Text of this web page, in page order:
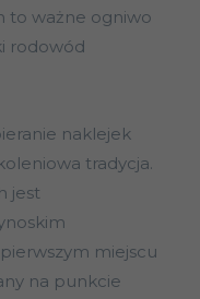
to ważne ogniwo
rodowód
naklejek
tradycja.
jest
miejscu
na punkcie